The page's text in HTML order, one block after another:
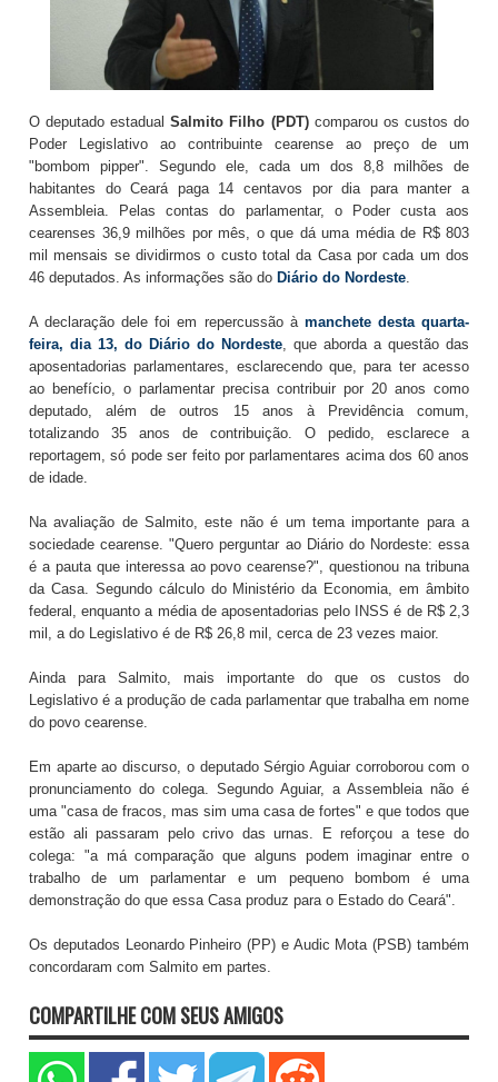
O deputado estadualSalmito Filho (PDT)comparou os custos do
Poder Legislativo ao contribuinte cearense ao preço de um
"bombom pipper". Segundo ele, cada um dos 8,8 milhões de
habitantes do Ceará paga 14 centavos por dia para manter a
Assembleia. Pelas contas do parlamentar, o Poder custa aos
cearenses 36,9 milhões por mês, o que dá uma média de R$ 803
mil mensais se dividirmos o custo total da Casa por cada um dos
46 deputados. As informações são do Diário do Nordeste
A declaração dele foi em repercussão à manchete desta quarta-
feira, dia 13, do Diário do Nordeste , que aborda a questão das
aposentadorias parlamentares, esclarecendo que, para ter acesso
ao benefício, o parlamentar precisa contribuir por 20 anos como
deputado, além de outros 15 anos à Previdência comum,
totalizando 35 anos de contribuição. O pedido, esclarece a
reportagem, só pode ser feito por parlamentares acima dos 60 anos
de idade.
Na avaliação de Salmito, este não é um tema importante para a
sociedade cearense. "Quero perguntar ao Diário do Nordeste: essa
é a pauta que interessa ao povo cearense?", questionou na tribuna
da Casa. Segundo cálculo do Ministério da Economia, em âmbito
federal, enquanto a média de aposentadorias pelo INSS é de R$ 2,3
mil, a do Legislativo é de R$ 26,8 mil, cerca de 23 vezes maior.
Ainda para Salmito, mais importante do que os custos do
Legislativo é a produção de cada parlamentar que trabalha em nome
do povo cearense.
Em aparte ao discurso, o deputado Sérgio Aguiar corroborou com o
pronunciamento do colega. Segundo Aguiar, a Assembleia não é
uma "casa de fracos, mas sim uma casa de fortes" e que todos que
estão ali passaram pelo crivo das urnas. E reforçou a tese do
colega: "a má comparação que alguns podem imaginar entre o
trabalho de um parlamentar e um pequeno bombom é uma
demonstração do que essa Casa produz para o Estado do Ceará".
Os deputados Leonardo Pinheiro (PP) e Audic Mota (PSB) também
concordaram com Salmito em partes.
COMPARTILHE COM SEUS AMIGOS